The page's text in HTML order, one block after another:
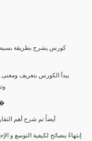
كورس يشرح بطريقة
يبدأ الكورس بتعريف ومعنى
ثم يتطرّق الكورس للجزء
أيضاً تم شرح أهم
إنتهاءً بنصائح لكيفية التوسع